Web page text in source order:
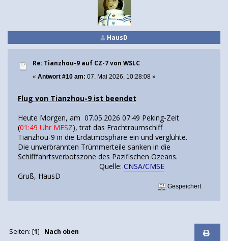
HausD
Re: Tianzhou-9 auf CZ-7 von WSLC
« Antwort #10 am: 07. Mai 2026, 10:28:08 »
Flug von Tianzhou-9 ist beendet
Heute Morgen, am 07.05.2026 07:49 Peking-Zeit
(01:49 Uhr MESZ), trat das Frachtraumschiff
Tianzhou-9 in die Erdatmosphäre ein und verglühte.
Die unverbrannten Trümmerteile sanken in die
Schifffahrtsverbotszone des Pazifischen Ozeans.
Quelle: CNSA/CMSE
Gruß, HausD
Gespeichert
Seiten: [1] Nach oben